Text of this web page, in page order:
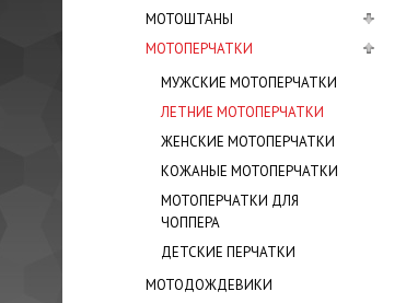
МОТОШТАНЫ
МОТОПЕРЧАТКИ
МУЖСКИЕ МОТОПЕРЧАТКИ
ЛЕТНИЕ МОТОПЕРЧАТКИ
ЖЕНСКИЕ МОТОПЕРЧАТКИ
КОЖАНЫЕ МОТОПЕРЧАТКИ
МОТОПЕРЧАТКИ ДЛЯ
ЧОППЕРА
ДЕТСКИЕ ПЕРЧАТКИ
МОТОДОЖДЕВИКИ